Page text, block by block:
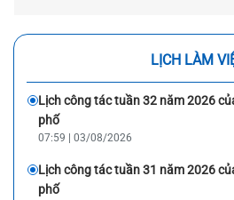
LỊCH LÀM
Lịch công tác tuần 32 năm 2026
phố
07:59 | 03/08/2026
Lịch công tác tuần 31 năm 2026
phố